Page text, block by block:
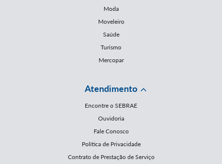
Moda
Moveleiro
Saúde
Turismo
Mercopar
Atendimento
Encontre o SEBRAE
Ouvidoria
Fale Conosco
Política de Privacidade
Contrato de Prestação de Serviço